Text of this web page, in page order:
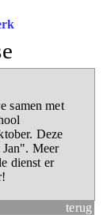
samen met
Deze
Meer
dienst er
terug